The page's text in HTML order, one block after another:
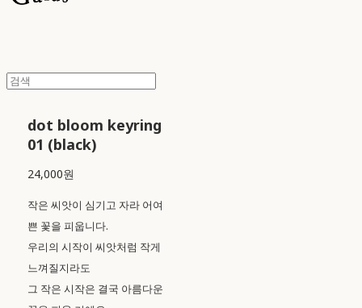
dot bloom keyring
01 (black)
24,000원
작은 씨앗이 심기고 자라 어여
쁜 꽃을 피웁니다.
우리의 시작이 씨앗처럼 작게
느껴질지라도
그 작은 시작은 결국 아름다운